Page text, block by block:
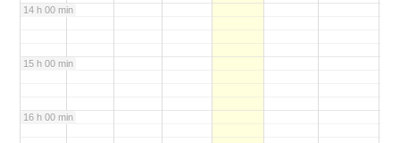
14 h 00 min
15 h 00 min
16 h 00 min